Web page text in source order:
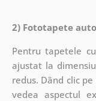
2) Fototapete
Pentru tapetele
ajustat la
redus. Dând clic
vedea aspectul